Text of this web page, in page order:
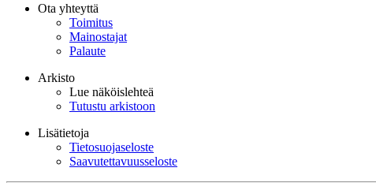
Ota yhteyttä
Toimitus
Mainostajat
Palaute
Arkisto
Lue näköislehteä
Tutustu arkistoon
Lisätietoja
Tietosuojaseloste
Saavutettavuusseloste